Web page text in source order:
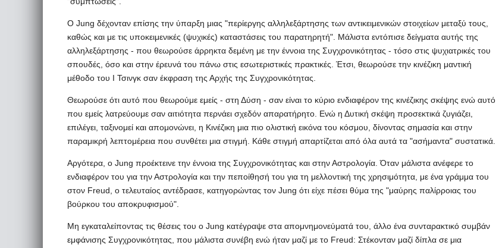
Ο Jung δέχονταν επίσης την ύπαρξη μιας "περίεργης αλληλεξάρτησης των αντικειμενικών στοιχείων μεταξύ τους,
καθώς και με τις υποκειμενικές (ψυχικές) καταστάσεις του παρατηρητή". Μάλιστα εντόπισε δείγματα αυτής της
αλληλεξάρτησης - που θεωρούσε άρρηκτα δεμένη με την έννοια της Συγχρονικότητας - τόσο στις ψυχιατρικές του
σπουδές, όσο και στην έρευνά του πάνω στις εσωτεριστικές πρακτικές. Έτσι, θεωρούσε την κινέζικη μαντική
μέθοδο του Ι Τσινγκ σαν έκφραση της Αρχής της Συγχρονικότητας.
Θεωρούσε ότι αυτό που θεωρούμε εμείς - στη Δύση - σαν είναι το κύριο ενδιαφέρον της κινέζικης σκέψης ενώ αυτό
που εμείς λατρεύουμε σαν αιτιότητα περνάει σχεδόν απαρατήρητο. Ενώ η Δυτική σκέψη προσεκτικά ζυγιάζει,
επιλέγει, ταξινομεί και απομονώνει, η Κινέζικη μια πιο ολιστική εικόνα του κόσμου, δίνοντας σημασία και στην
παραμικρή λεπτομέρεια που συνθέτει μια στιγμή. Κάθε στιγμή απαρτίζεται από όλα αυτά τα "ασήμαντα" συστατικά.
Αργότερα, ο Jung προέκτεινε την έννοια της Συγχρονικότητας και στην Αστρολογία. Όταν μάλιστα ανέφερε το
ενδιαφέρον του για την Αστρολογία και την πεποίθησή του για τη μελλοντική της χρησιμότητα, με ένα γράμμα του
στον Freud, ο τελευταίος αντέδρασε, κατηγορώντας τον Jung ότι είχε πέσει θύμα της "μαύρης παλίρροιας του
βούρκου του αποκρυφισμού".
Μη εγκαταλείποντας τις θέσεις του ο Jung κατέγραψε στα απομνημονεύματά του, άλλο ένα συνταρακτικό συμβάν
εμφάνισης Συγχρονικότητας, που μάλιστα συνέβη ενώ ήταν μαζί με το Freud: Στέκονταν μαζί δίπλα σε μια